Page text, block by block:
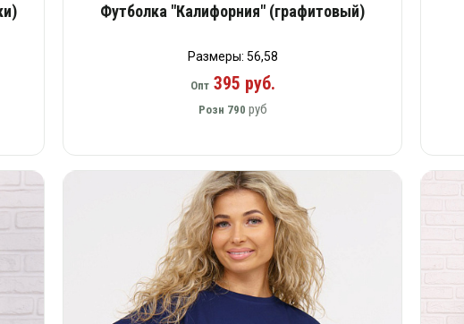
Футболка "Калифорния" (графитовый)
Размеры: 56,58
Опт395 руб.
Розн 790 руб